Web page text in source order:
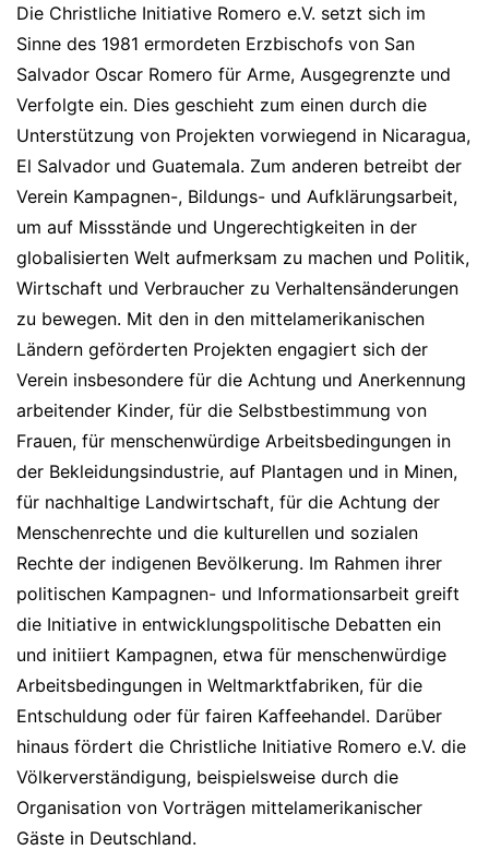
Die Christliche Initiative Romero e.V. setzt sich im
Sinne des 1981 ermordeten Erzbischofs von San
Salvador Oscar Romero für Arme, Ausgegrenzte und
Verfolgte ein. Dies geschieht zum einen durch die
Unterstützung von Projekten vorwiegend in Nicaragua,
El Salvador und Guatemala. Zum anderen betreibt der
Verein Kampagnen-, Bildungs- und Aufklärungsarbeit,
um auf Missstände und Ungerechtigkeiten in der
globalisierten Welt aufmerksam zu machen und Politik,
Wirtschaft und Verbraucher zu Verhaltensänderungen
zu bewegen. Mit den in den mittelamerikanischen
Ländern geförderten Projekten engagiert sich der
Verein insbesondere für die Achtung und Anerkennung
arbeitender Kinder, für die Selbstbestimmung von
Frauen, für menschenwürdige Arbeitsbedingungen in
der Bekleidungsindustrie, auf Plantagen und in Minen,
für nachhaltige Landwirtschaft, für die Achtung der
Menschenrechte und die kulturellen und sozialen
Rechte der indigenen Bevölkerung. Im Rahmen ihrer
politischen Kampagnen- und Informationsarbeit greift
die Initiative in entwicklungspolitische Debatten ein
und initiiert Kampagnen, etwa für menschenwürdige
Arbeitsbedingungen in Weltmarktfabriken, für die
Entschuldung oder für fairen Kaffeehandel. Darüber
hinaus fördert die Christliche Initiative Romero e.V. die
Völkerverständigung, beispielsweise durch die
Organisation von Vorträgen mittelamerikanischer
Gäste in Deutschland.